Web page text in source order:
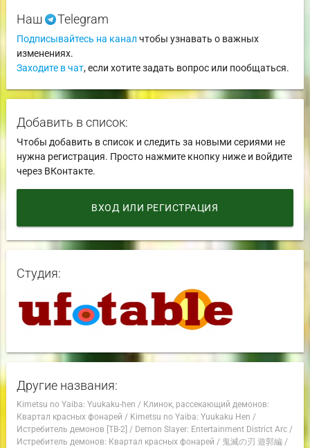
Наш Telegram
Подписывайтесь на канал чтобы узнавать о важных
изменениях.
Заходите в чат, если хотите задать вопрос или пообщаться.
Добавить в список:
Чтобы добавить в список и следить за новыми сериями не
нужна регистрация. Просто нажмите кнопку ниже и войдите
через ВКонтакте.
ВХОД ИЛИ РЕГИСТРАЦИЯ
Студия:
Другие названия:
Kimetsu no Yaiba: Yuukaku-hen / Клинок, рассекающий демонов:
Квартал красных фонарей / Kimetsu no Yaiba: Yuukaku Hen /
Истребитель демонов [ТВ-2] / Demon Slayer: Entertainment District Arc/
Истребитель демонов: Квартал красных фонарей / 鬼滅の刃 遊郭編/